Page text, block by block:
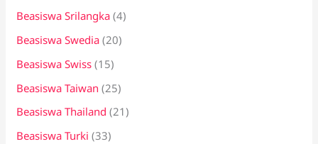
Beasiswa Srilangka (4)
Beasiswa Swedia (20)
Beasiswa Swiss (15)
Beasiswa Taiwan (25)
Beasiswa Thailand (21)
Beasiswa Turki (33)